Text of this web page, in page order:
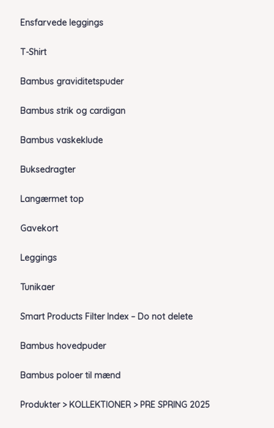
Ensfarvede leggings
T-Shirt
Bambus graviditetspuder
Bambus strik og cardigan
Bambus vaskeklude
Buksedragter
Langærmet top
Gavekort
Leggings
Tunikaer
Smart Products Filter Index – Do not delete
Bambus hovedpuder
Bambus poloer til mænd
Produkter > KOLLEKTIONER > PRE SPRING 2025